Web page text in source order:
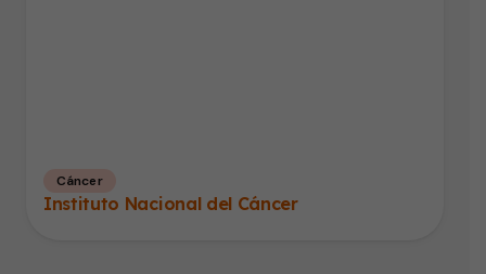
Cáncer
Instituto Nacional del Cáncer